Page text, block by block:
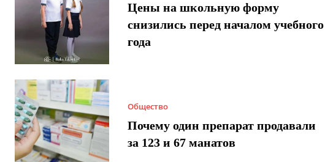
Цены на школьную форму
снизились перед началом учебного
года
Общество
Почему один препарат продавали
за 123 и 67 манатов